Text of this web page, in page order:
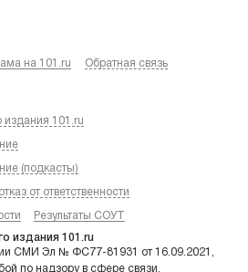
на 101.ru Обратная связь
101.ru
(подкасты)
от ответственности
Результаты СОУТ
издания 101.ru
СМИ Эл № ФС77-81931 от 16.09.2021,
по надзору в сфере связи,